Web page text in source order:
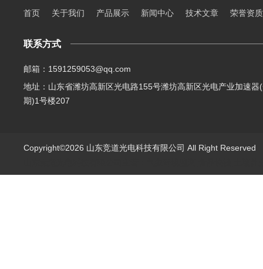
首页 关于我们 产品展示 新闻中心 技术文章 荣誉资质
联系方式
邮箱：1591259053@qq.com
地址：山东省潍坊高新区光电路155号潍坊高新区光电产业加速器
期)1号楼207
Copyright©2026 山东竞道光电科技有限公司 All Right